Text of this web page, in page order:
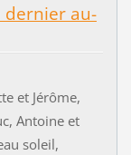
dernier au-
et Jérôme,
Antoine et
soleil,